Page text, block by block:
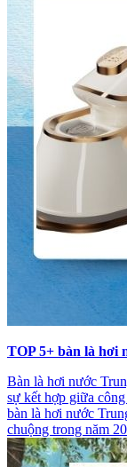
TOP 5+ bàn là hơi
Bàn là hơi nước
sự kết hợp giữa
bàn là hơi nước
chuộng trong năm